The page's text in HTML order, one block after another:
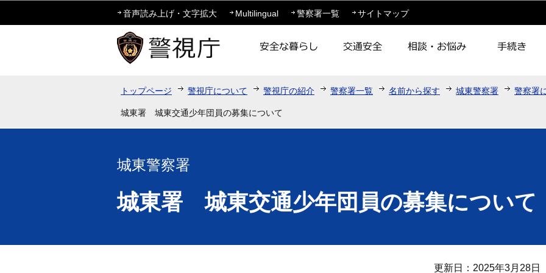
このページの本文へ移動
音声読み上げ・文字拡大 Multilingual 警察署一覧 サイトマップ
トップページ 警視庁について 警視庁の紹介 警察署一覧 名前から探す 城東警察署 警察署
城東署 城東交通少年団員の募集について
城東警察署
城東署 城東交通少年団員の募集について
更新日：2025年3月28日